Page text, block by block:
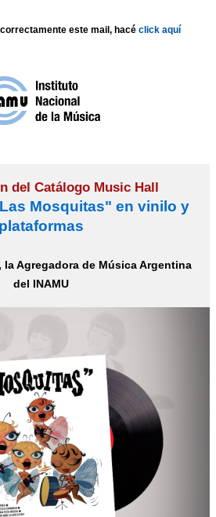
este mail, hacé click aquí
del Catálogo Music Hall
Mosquitas" en vinilo y
plataformas
Agregadora de Música Argentina
del INAMU